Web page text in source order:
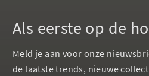
Als eerste op de
Meld je aan voor onze
de laatste trends, nieuwe